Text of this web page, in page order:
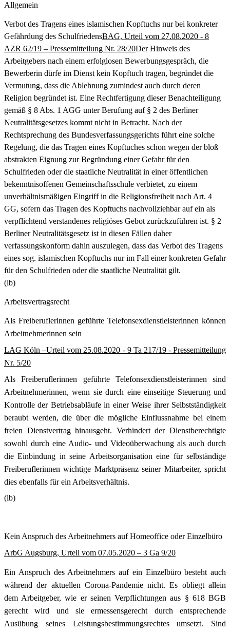
Allgemein
Verbot des Tragens eines islamischen Kopftuchs nur bei konkreter
Gefährdung des SchulfriedensBAG, Urteil vom 27.08.2020 - 8
AZR 62/19 – Pressemitteilung Nr. 28/20Der Hinweis des
Arbeitgebers nach einem erfolglosen Bewerbungsgespräch, die
Bewerberin dürfe im Dienst kein Kopftuch tragen, begründet die
Vermutung, dass die Ablehnung zumindest auch durch deren
Religion begründet ist. Eine Rechtfertigung dieser Benachteiligung
gemäß § 8 Abs. 1 AGG unter Berufung auf § 2 des Berliner
Neutralitätsgesetzes kommt nicht in Betracht. Nach der
Rechtsprechung des Bundesverfassungsgerichts führt eine solche
Regelung, die das Tragen eines Kopftuches schon wegen der bloß
abstrakten Eignung zur Begründung einer Gefahr für den
Schulfrieden oder die staatliche Neutralität in einer öffentlichen
bekenntnisoffenen Gemeinschaftsschule verbietet, zu einem
unverhältnismäßigen Eingriff in die Religionsfreiheit nach Art. 4
GG, sofern das Tragen des Kopftuchs nachvollziehbar auf ein als
verpflichtend verstandenes religiöses Gebot zurückzuführen ist. § 2
Berliner Neutralitätsgesetz ist in diesen Fällen daher
verfassungskonform dahin auszulegen, dass das Verbot des Tragens
eines sog. islamischen Kopftuchs nur im Fall einer konkreten Gefahr
für den Schulfrieden oder die staatliche Neutralität gilt.
(lb)
Arbeitsvertragsrecht
Als Freiberuflerinnen geführte Telefonsexdienstleisterinnen können
Arbeitnehmerinnen sein
LAG Köln –Urteil vom 25.08.2020 - 9 Ta 217/19 - Pressemitteilung
Nr. 5/20
Als Freiberuflerinnen geführte Telefonsexdienstleisterinnen sind
Arbeitnehmerinnen, wenn sie durch eine einseitige Steuerung und
Kontrolle der Betriebsabläufe in einer Weise ihrer Selbstständigkeit
beraubt werden, die über die mögliche Einflussnahme bei einem
freien Dienstvertrag hinausgeht. Verhindert der Dienstberechtigte
sowohl durch eine Audio- und Videoüberwachung als auch durch
die Einbindung in seine Arbeitsorganisation eine für selbständige
Freiberuflerinnen wichtige Marktpräsenz seiner Mitarbeiter, spricht
dies ebenfalls für ein Arbeitsverhältnis.
(lb)
Kein Anspruch des Arbeitnehmers auf Homeoffice oder Einzelbüro
ArbG Augsburg, Urteil vom 07.05.2020 – 3 Ga 9/20
Ein Anspruch des Arbeitnehmers auf ein Einzelbüro besteht auch
während der aktuellen Corona-Pandemie nicht. Es obliegt allein
dem Arbeitgeber, wie er seinen Verpflichtungen aus § 618 BGB
gerecht wird und sie ermessensgerecht durch entsprechende
Ausübung seines Leistungsbestimmungsrechtes umsetzt. Sind